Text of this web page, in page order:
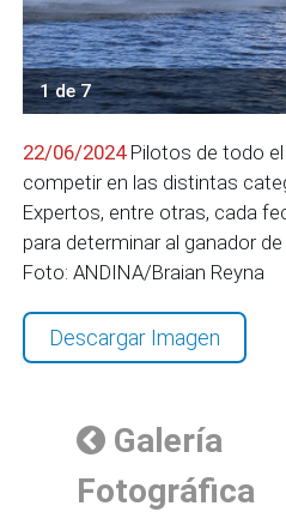
1 de 7
22/06/2024Pilotos de todo el
competir en las distintas
Expertos, entre otras, cada
para determinar al ganador
Foto: ANDINA/Braian Reyna
Descargar Imagen
Galería
Fotográfica